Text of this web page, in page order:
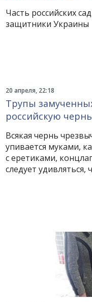
Часть российских
защитники Украины
20 апреля, 22:18
Трупы
российскую
Всякая чернь
упивается муками,
с еретиками,
следует удивляться,